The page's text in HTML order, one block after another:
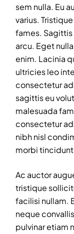
sem nulla. Eu
varius.
fames.
arcu. Eget
enim. Lacinia
ultricies leo
consectetur
sagittis eu
malesuada
consectetur
nibh nisl
morbi
Ac auctor
tristique
facilisi nullam.
neque
pulvinar etiam